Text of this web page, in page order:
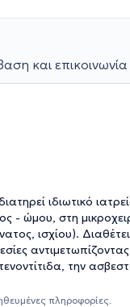
και επικοινωνία
ιδιωτικό
- ώμου, στη
ισχίου).
την
τόσο σε ελληνικά,
πληροφορίες.